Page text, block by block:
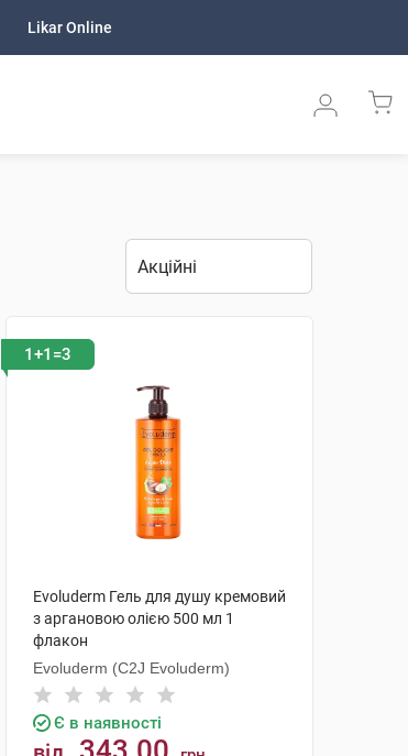
Likar Online
1+1=3
Evoluderm Гель для душу кремовий
з аргановою олією 500 мл 1
флакон
Evoluderm (C2J Evoluderm)
Є в наявності